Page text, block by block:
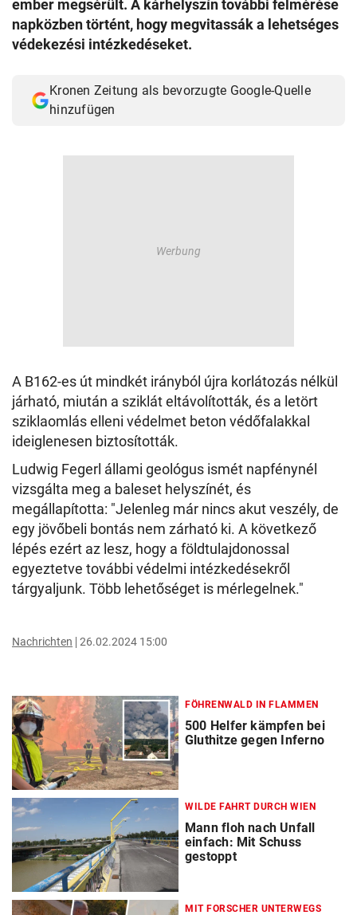
© Krone Multimedia GmbH & Co KG 2026
Muthgasse 2, 1190 Wien
ember megsérült. A kárhelyszín további felmérése
napközben történt, hogy megvitassák a lehetséges
védekezési intézkedéseket.
Kronen Zeitung als bevorzugte Google-Quelle
hinzufügen
A B162-es út mindkét irányból újra korlátozás nélkül
járható, miután a sziklát eltávolították, és a letört
sziklaomlás elleni védelmet beton védőfalakkal
ideiglenesen biztosították.
Ludwig Fegerl állami geológus ismét napfénynél
vizsgálta meg a baleset helyszínét, és
megállapította: "Jelenleg már nincs akut veszély, de
egy jövőbeli bontás nem zárható ki. A következő
lépés ezért az lesz, hogy a földtulajdonossal
egyeztetve további védelmi intézkedésekről
tárgyaljunk. Több lehetőséget is mérlegelnek."
Nachrichten 26.02.2024 15:00
FÖHRENWALD IN FLAMMEN
500 Helfer kämpfen bei
Gluthitze gegen Inferno
WILDE FAHRT DURCH WIEN
Mann floh nach Unfall
einfach: Mit Schuss
gestoppt
MIT FORSCHER UNTERWEGS